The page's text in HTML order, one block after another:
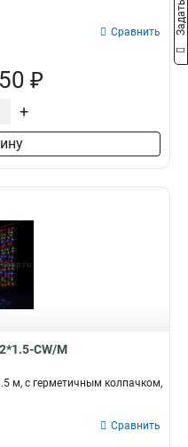
Сравнить
₽
+
CW/M
м, с герметичным колпачком,
Сравнить